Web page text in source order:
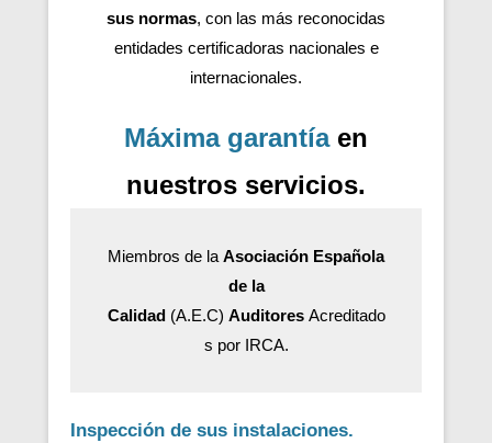
sus normas, con las más reconocidas
entidades certificadoras nacionales e
internacionales.
Máxima garantíaen
nuestros servicios.
Miembros de la Asociación Española
de la
Calidad(A.E.C) AuditoresAcreditado
s por IRCA.
Inspección de sus instalaciones.